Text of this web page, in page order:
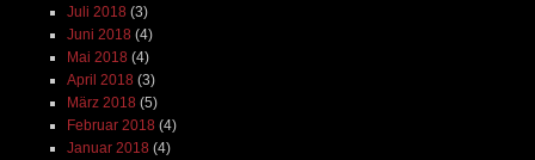
Juli 2018 (3)
Juni 2018 (4)
Mai 2018 (4)
April 2018 (3)
März 2018 (5)
Februar 2018 (4)
Januar 2018 (4)